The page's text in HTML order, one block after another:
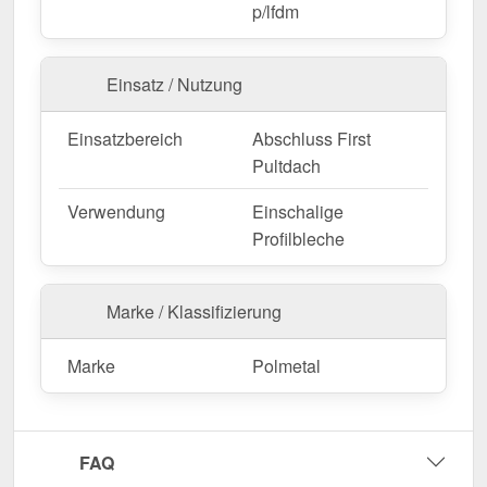
Maßanfertigung & effiziente Montage
Ihre Pultabschlüsse sind in
und werden nicht zugeschnitten. Die
Länge beträgt
, sodass Sie den Abschluss optimal an Ihre
Wandfläche anpassen können. DieLänge beträgt
2,00 m, sodass Sie den Abschluss optimal an Ihre
Dachfläche anpassen können.
Falls vor Ort Anpassungen nötig sind, kann das
Kantteil mühelos durch Sägen gekürzt werden.
Jetzt Pultabschluss | 11 cm x 10 cm x 2,00 m | 80°
bestellen – Passgenau für Ihr Projekt & schnell
geliefert!
p/lfdm
Einsatz / Nutzung
Einsatzbereich
Abschluss First
Pultdach
Verwendung
Einschalige
Profilbleche
Marke / Klassifizierung
Marke Polmetal
FAQ